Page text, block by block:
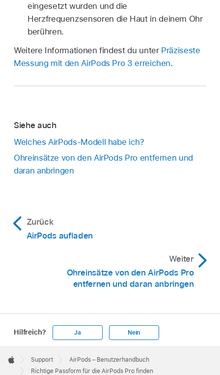
eingesetzt wurden und die
Herzfrequenzsensoren die Haut in deinem Ohr
berühren.
Weitere Informationen findest du unter Präziseste
Messung mit den AirPods Pro 3 erreichen.
Siehe auch
Welches AirPods-Modell habe ich?
Ohreinsätze von den AirPods Pro entfernen und
daran anbringen
Zurück
AirPods aufladen
Weiter
Ohreinsätze von den AirPods Pro
entfernen und daran anbringen
Hilfreich? Ja Nein
Footer

Apple
Support
AirPods – Benutzerhandbuch
Richtige Passform für die AirPods Pro finden